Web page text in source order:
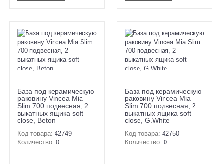
База под керамическую
раковину Vincea Mia
Slim 700 подвесная, 2
выкатных ящика soft
close, Beton
Код товара: 42749
Количество: 0
База под керамическую
раковину Vincea Mia
Slim 700 подвесная, 2
выкатных ящика soft
close, G.White
Код товара: 42750
Количество: 0